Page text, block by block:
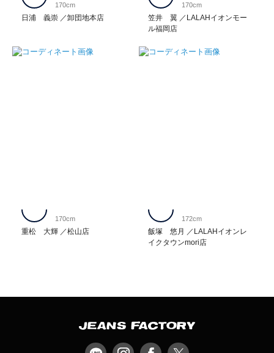
日浦 義崇 卸団地本店
170cm
笠井 翼
LALAHイオンモー
ル福岡店
170cm
重松 大輝 松山店
170cm
飯塚 悠月
LALAHイオンレ
イクタウンmori店
172cm